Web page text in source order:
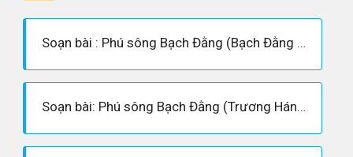
Soạn bài : Phú sông Bạch Đằng (Bạch Đằng giang phú - Trương Hán Siêu)
Soạn bài: Phú sông Bạch Đằng (Trương Hán Siêu - Siêu ngắn)